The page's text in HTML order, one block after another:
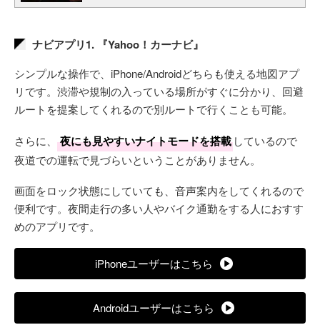
ナビアプリ1. 『Yahoo！カーナビ』
シンプルな操作で、iPhone/Androidどちらも使える地図アプ
リです。渋滞や規制の入っている場所がすぐに分かり、回避
ルートを提案してくれるので別ルートで行くことも可能。
さらに、 夜にも見やすいナイトモードを搭載 しているので
夜道での運転で見づらいということがありません。
画面をロック状態にしていても、音声案内をしてくれるので
便利です。夜間走行の多い人やバイク通勤をする人におすす
めのアプリです。
iPhoneユーザーはこちら
Androidユーザーはこちら